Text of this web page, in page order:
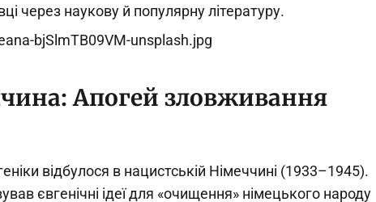
через наукову й популярну літературу.
Апогей зловживання
відбулося в нацистській Німеччині (1933–1945).
євгенічні ідеї для «очищення» німецького народу